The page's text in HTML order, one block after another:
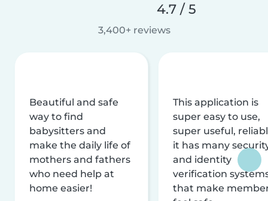
4.7 / 5
3,400+ reviews
Beautiful and safe
way to find
babysitters and
make the daily life of
mothers and fathers
who need help at
home easier!
This application is
super easy to use,
super useful,
it has many
and identity
verification
that make